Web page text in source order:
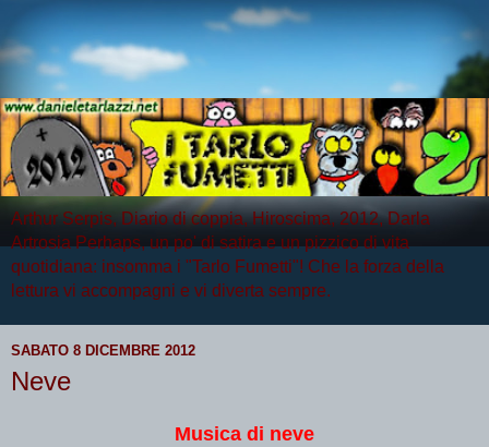
Arthur Serpis, Diario di coppia, Hiroscima, 2012, Darla
Artrosia Perhaps, un po' di satira e un pizzico di vita
quotidiana: insomma i "Tarlo Fumetti"! Che la forza della
lettura vi accompagni e vi diverta sempre.
SABATO 8 DICEMBRE 2012
Neve
Musica di neve